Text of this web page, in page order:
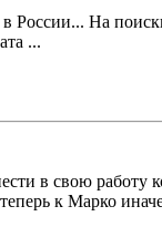
На
...
в свою работу
к Марко